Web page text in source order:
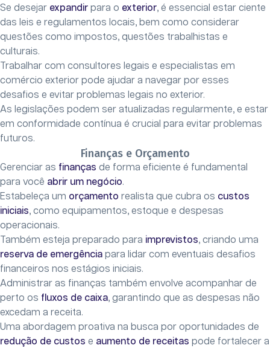
Se desejar expandir para o exterior, é essencial estar ciente
das leis e regulamentos locais, bem como considerar
questões como impostos, questões trabalhistas e
culturais.
Trabalhar com consultores legais e especialistas em
comércio exterior pode ajudar a navegar por esses
desafios e evitar problemas legais no exterior.
As legislações podem ser atualizadas regularmente, e estar
em conformidade contínua é crucial para evitar problemas
futuros.
Finanças e Orçamento
Gerenciar as finanças de forma eficiente é fundamental
para você abrir um negócio.
Estabeleça um orçamento realista que cubra os custos
iniciais, como equipamentos, estoque e despesas
operacionais.
Também esteja preparado para imprevistos, criando uma
reserva de emergência para lidar com eventuais desafios
financeiros nos estágios iniciais.
Administrar as finanças também envolve acompanhar de
perto os fluxos de caixa, garantindo que as despesas não
excedam a receita.
Uma abordagem proativa na busca por oportunidades de
redução de custos e aumento de receitas pode fortalecer a